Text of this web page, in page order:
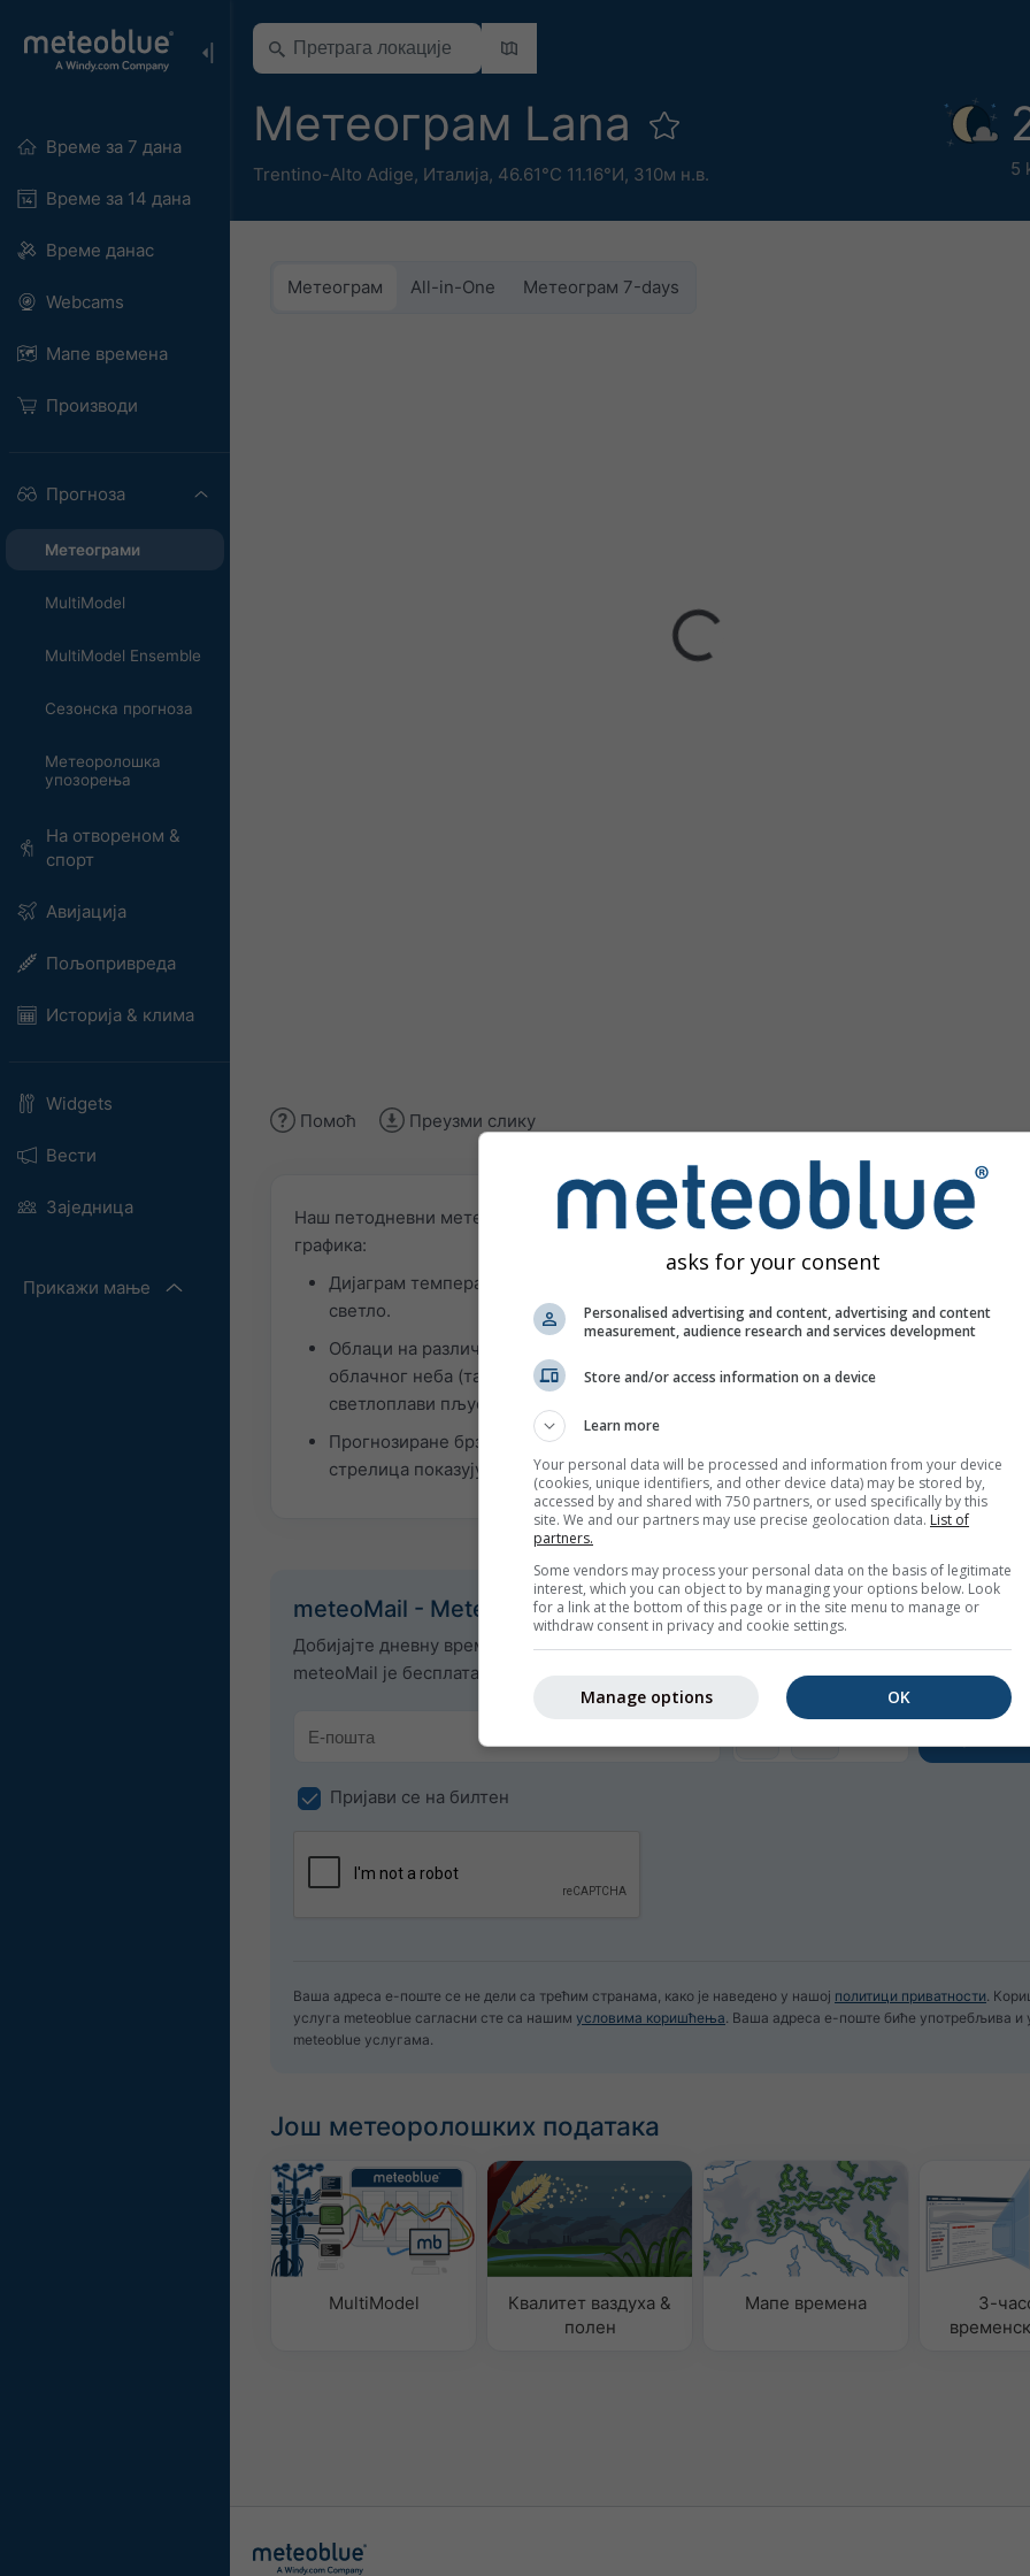
Време за 7 дана
Време за 14 дана
Време данас
Webcams
Мапе времена
Производи
Прогноза
Метеограми
MultiModel
MultiModel Ensemble
Сезонска прогноза
Метеоролошка
упозорења
На отвореном &
спорт
Авијација
Пољопривреда
Историја & клима
Widgets
Вести
Заједница
Прикажи мање
Метеограм Lana
Trentino-Alto Adige, Италија, 46.61°С 11.16°И, 310м н.в. 5
Метеограм All-in-One Метеограм 7-days
Помоћ Преузми слику
Наш петодневни метеограм за Lana пружа све временске информације у 3 једноставна
графика:
Дијаграм температуре са временским пиктограмима. Жута позадина означава
светло.
Облаци на различитим висинама: од мало облачности (светло сива) до потпуно
облачног неба (тамно сива). Тамноплави ступци приказују сатне количине
светлоплави пљускове. Звездица означава снег.
Прогнозиране брзине ветра приказане су плавом бојом, а налети зеленом. Врхови
стрелица показују исти смер као и ветар.
meteoMail - Meteogram за Lana
Добијајте дневну временску прогнозу бесплатно путем е-поште.
meteoMail је бесплатан и можете се одјавити у било ком тренутку.
Пријави се на билтен
Ваша адреса е-поште се не дели са трећим странама, како је наведено у нашој политици приватности .
услуга meteoblue сагласни сте са нашим условима коришћења . Ваша адреса е-поште биће употребљива и
meteoblue услугама.
Још метеоролошких података
MultiModel
Квалитет ваздуха &
полен
Мапе времена
3-
asks for your consent
Personalised advertising and content, advertising and content
measurement, audience research and services development
Store and/or access information on a device
Learn more
Your personal data will be processed and information from your device
(cookies, unique identifiers, and other device data) may be stored by,
accessed by and shared with 750 partners, or used specifically by this
site. We and our partners may use precise geolocation data. List of
partners.
Some vendors may process your personal data on the basis of legitimate
interest, which you can object to by managing your options below. Look
for a link at the bottom of this page or in the site menu to manage or
withdraw consent in privacy and cookie settings.
OK
Manage options